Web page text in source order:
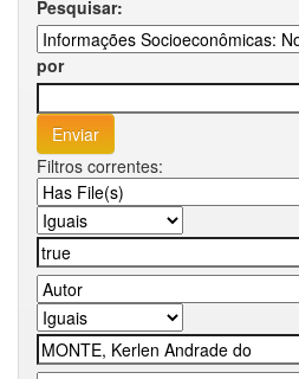
Pesquisar:
por
Filtros correntes: